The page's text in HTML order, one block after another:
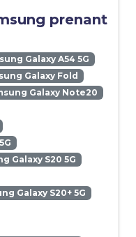
prenant
Galaxy A54 5G
Galaxy Fold
Galaxy Note20
Galaxy S20 5G
Galaxy S20+ 5G